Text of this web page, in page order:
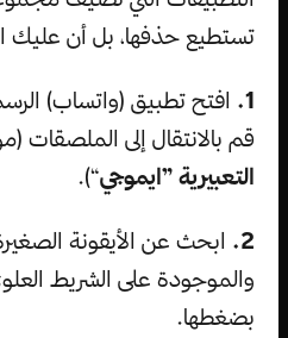
تستطيع حذفها، بل أن عليك
1. افتح تطبيق (واتساب)
قم بالانتقال إلى الملصقات
التعبيرية ”ايموجي“).
2.
ابحث عن الأيقونة
والموجودة على الشريط
بضغطها.